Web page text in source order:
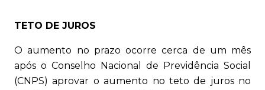
TETO DE JUROS
O aumento no prazo ocorre cerca de um mês
após o Conselho Nacional de Previdência Social
(CNPS) aprovar o aumento no teto de juros no